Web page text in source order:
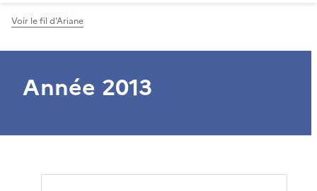
Voir le fil d'Ariane
Année 2013